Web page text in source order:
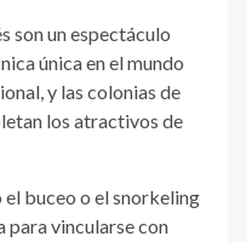
son un espectáculo
única en el mundo
y las colonias de
los atractivos de
el buceo o el snorkeling
para vincularse con